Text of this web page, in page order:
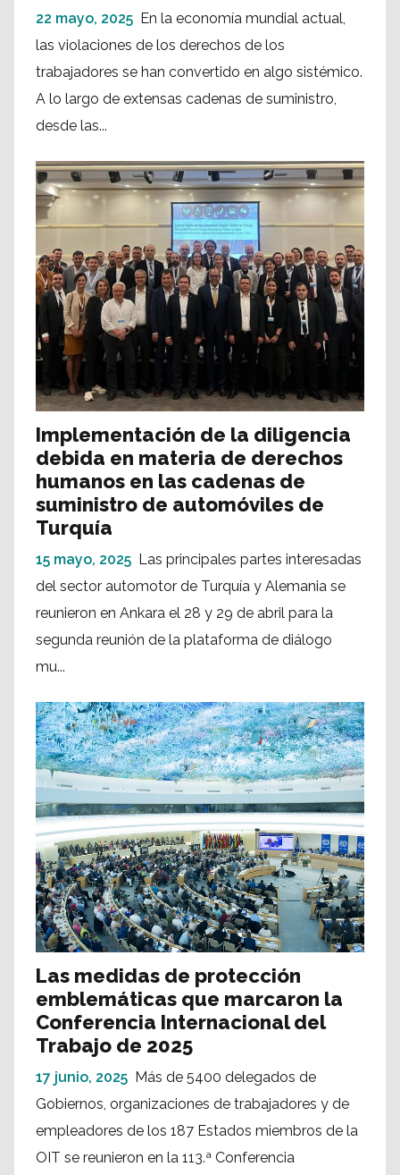
22 mayo, 2025 En la economía mundial actual,
las violaciones de los derechos de los
trabajadores se han convertido en algo sistémico.
A lo largo de extensas cadenas de suministro,
desde las...
Implementación de la diligencia
debida en materia de derechos
humanos en las cadenas de
suministro de automóviles de
Turquía
15 mayo, 2025 Las principales partes interesadas
del sector automotor de Turquía y Alemania se
reunieron en Ankara el 28 y 29 de abril para la
segunda reunión de la plataforma de diálogo
mu...
Las medidas de protección
emblemáticas que marcaron la
Conferencia Internacional del
Trabajo de 2025
17 junio, 2025 Más de 5400 delegados de
Gobiernos, organizaciones de trabajadores y de
empleadores de los 187 Estados miembros de la
OIT se reunieron en la 113.ª Conferencia